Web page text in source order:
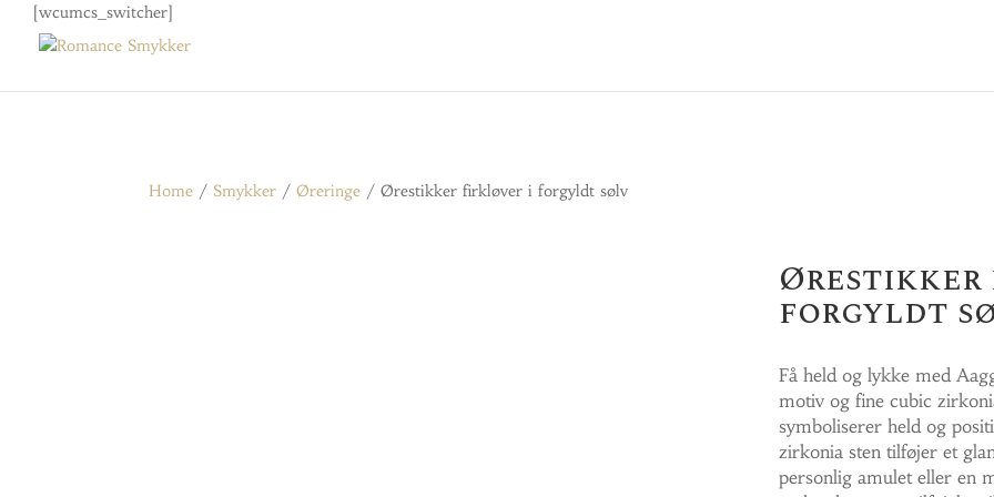
[wcumcs_switcher]
Home /Smykker /Øreringe / Ørestikker firkløver i forgyldt sølv
forgyldt
Få held og lykke med
motiv og fine cubic
symboliserer held og
zirkonia sten tilføjer et
personlig amulet eller en